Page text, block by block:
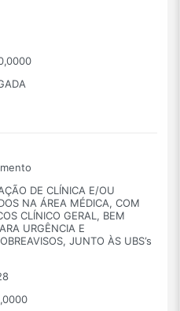
DE CLÍNICA E/OU
NA ÁREA MÉDICA, COM
CLÍNICO GERAL, BEM
URGÊNCIA E
JUNTO ÀS UBS’s